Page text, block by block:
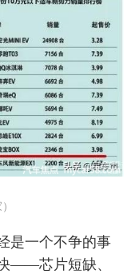
是一个不争的事
——芯片短缺、